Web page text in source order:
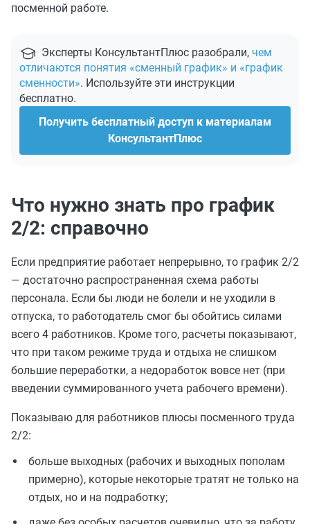
посменной работе.
Эксперты КонсультантПлюс разобрали, чем
отличаются понятия «сменный график» и «график
сменности». Используйте эти инструкции
бесплатно.
Получить бесплатный доступ к материалам
КонсультантПлюс
Что нужно знать про график
2/2: справочно
Если предприятие работает непрерывно, то график 2/2
— достаточно распространенная схема работы
персонала. Если бы люди не болели и не уходили в
отпуска, то работодатель смог бы обойтись силами
всего 4 работников. Кроме того, расчеты показывают,
что при таком режиме труда и отдыха не слишком
большие переработки, а недоработок вовсе нет (при
введении суммированного учета рабочего времени).
Показываю для работников плюсы посменного труда
2/2:
больше выходных (рабочих и выходных пополам
примерно), которые некоторые тратят не только на
отдых, но и на подработку;